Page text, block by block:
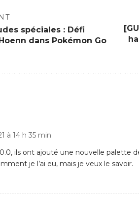
spéciales : Défi
dans Pokémon Go
à 14 h 35 min
ils ont ajouté une nouvelle palette
je l’ai eu, mais je veux le savoir.